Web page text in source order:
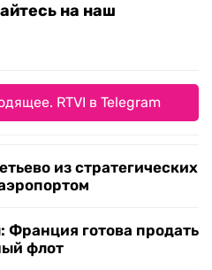
на наш
RTVI в Telegram
из стратегических
Франция готова продать
флот